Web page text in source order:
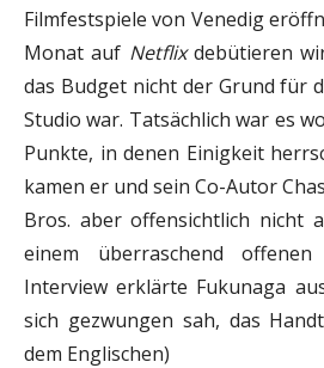
Filmfestspiele von Venedig
Monat auf Netflixdebütieren
das Budget nicht der Grund für
Studio war. Tatsächlich war es
Punkte, in denen Einigkeit
kamen er und sein Co-Autor
Bros. aber offensichtlich nicht
einem überraschend
Interview erklärte Fukunaga
sich gezwungen sah, das
dem Englischen)